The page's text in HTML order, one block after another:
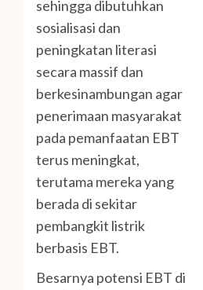
sehingga dibutuhkan
sosialisasi dan
peningkatan literasi
secara massif dan
berkesinambungan agar
penerimaan masyarakat
pada pemanfaatan EBT
terus meningkat,
terutama mereka yang
berada di sekitar
pembangkit listrik
berbasis EBT.
Besarnya potensi EBT di